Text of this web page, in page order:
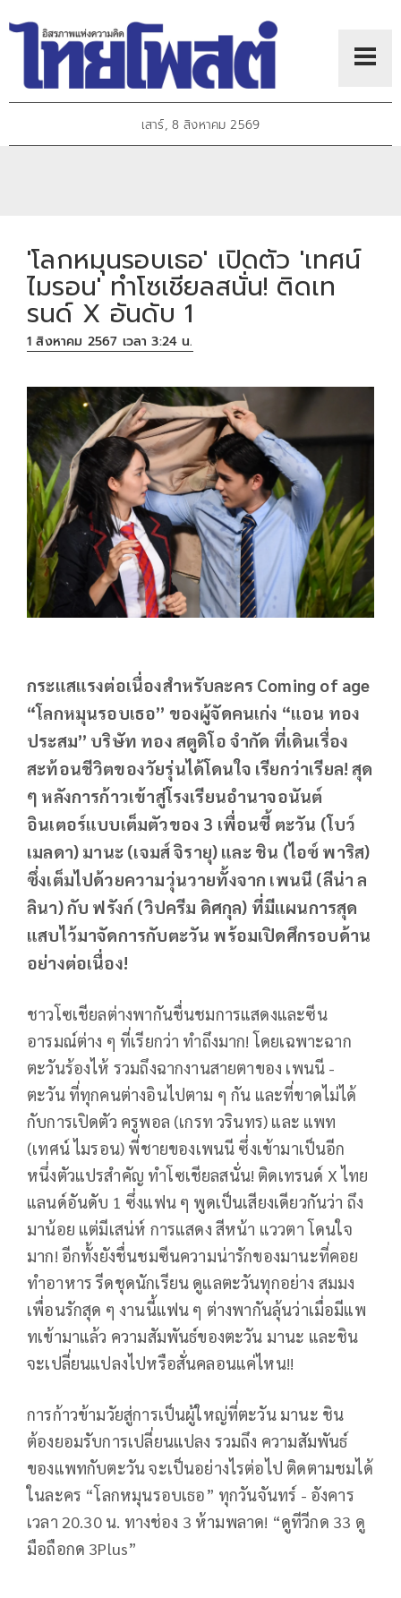
เสาร์, 8 สิงหาคม 2569
'โลกหมุนรอบเธอ' เปิดตัว 'เทศน์
ไมรอน' ทำโซเชียลสนั่น! ติดเท
รนด์ X อันดับ 1
1 สิงหาคม 2567 เวลา 3:24 น.
กระแสแรงต่อเนื่องสำหรับละคร Coming of age
“โลกหมุนรอบเธอ” ของผู้จัดคนเก่ง “แอน ทอง
ประสม” บริษัท ทอง สตูดิโอ จำกัด ที่เดินเรื่อง
สะท้อนชีวิตของวัยรุ่นได้โดนใจ เรียกว่าเรียล! สุด
ๆ หลังการก้าวเข้าสู่โรงเรียนอำนาจอนันต์
อินเตอร์แบบเต็มตัวของ 3 เพื่อนซี้ ตะวัน (โบว์
เมลดา) มานะ (เจมส์ จิรายุ) และ ชิน (ไอซ์ พาริส)
ซึ่งเต็มไปด้วยความวุ่นวายทั้งจาก เพนนี (ลีน่า ล
ลินา) กับ ฟรังก์ (วิปครีม ดิศกุล) ที่มีแผนการสุด
แสบไว้มาจัดการกับตะวัน พร้อมเปิดศึกรอบด้าน
อย่างต่อเนื่อง!
ชาวโซเชียลต่างพากันชื่นชมการแสดงและซีน
อารมณ์ต่าง ๆ ที่เรียกว่า ทำถึงมาก! โดยเฉพาะฉาก
ตะวันร้องไห้ รวมถึงฉากงานสายตาของ เพนนี -
ตะวัน ที่ทุกคนต่างอินไปตาม ๆ กัน และที่ขาดไม่ได้
กับการเปิดตัว ครูพอล (เกรท วรินทร) และ แพท
(เทศน์ ไมรอน) พี่ชายของเพนนี ซึ่งเข้ามาเป็นอีก
หนึ่งตัวแปรสำคัญ ทำโซเชียลสนั่น! ติดเทรนด์ X ไทย
แลนด์อันดับ 1 ซึ่งแฟน ๆ พูดเป็นเสียงเดียวกันว่า ถึง
มาน้อย แต่มีเสน่ห์ การแสดง สีหน้า แววตา โดนใจ
มาก! อีกทั้งยังชื่นชมซีนความน่ารักของมานะที่คอย
ทำอาหาร รีดชุดนักเรียน ดูแลตะวันทุกอย่าง สมมง
เพื่อนรักสุด ๆ งานนี้แฟน ๆ ต่างพากันลุ้นว่าเมื่อมีแพ
ทเข้ามาแล้ว ความสัมพันธ์ของตะวัน มานะ และชิน
จะเปลี่ยนแปลงไปหรือสั่นคลอนแค่ไหน!!
การก้าวข้ามวัยสู่การเป็นผู้ใหญ่ที่ตะวัน มานะ ชิน
ต้องยอมรับการเปลี่ยนแปลง รวมถึง ความสัมพันธ์
ของแพทกับตะวัน จะเป็นอย่างไรต่อไป ติดตามชมได้
ในละคร “โลกหมุนรอบเธอ” ทุกวันจันทร์ - อังคาร
เวลา 20.30 น. ทางช่อง 3 ห้ามพลาด! “ดูทีวีกด 33 ดู
มือถือกด 3Plus”